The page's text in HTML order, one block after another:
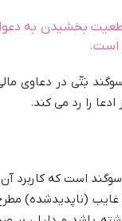
بخشیدن به
است.
بَتّی در دعاوی
را رد می کند.
سوگند است که کاربرد